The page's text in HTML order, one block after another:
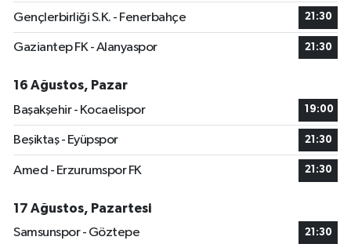
Gençlerbirliği S.K. - Fenerbahçe 21:30
Gaziantep FK - Alanyaspor 21:30
16 Ağustos, Pazar
Başakşehir - Kocaelispor
19:00
Beşiktaş - Eyüpspor 21:30
Amed - Erzurumspor FK 21:30
17 Ağustos, Pazartesi
Samsunspor - Göztepe
21:30